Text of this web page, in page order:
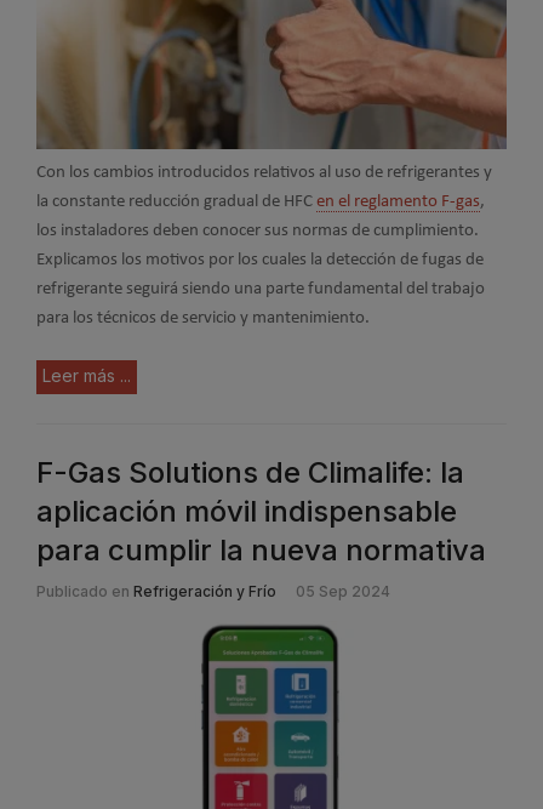
Con los cambios introducidos relativos al uso de refrigerantes y
la constante reducción gradual de HFC en el reglamento F-gas,
los instaladores deben conocer sus normas de cumplimiento.
Explicamos los motivos por los cuales la detección de fugas de
refrigerante seguirá siendo una parte fundamental del trabajo
para los técnicos de servicio y mantenimiento.
Leer más ...
F-Gas Solutions de Climalife: la
aplicación móvil indispensable
para cumplir la nueva normativa
Publicado en Refrigeración y Frío 05 Sep 2024